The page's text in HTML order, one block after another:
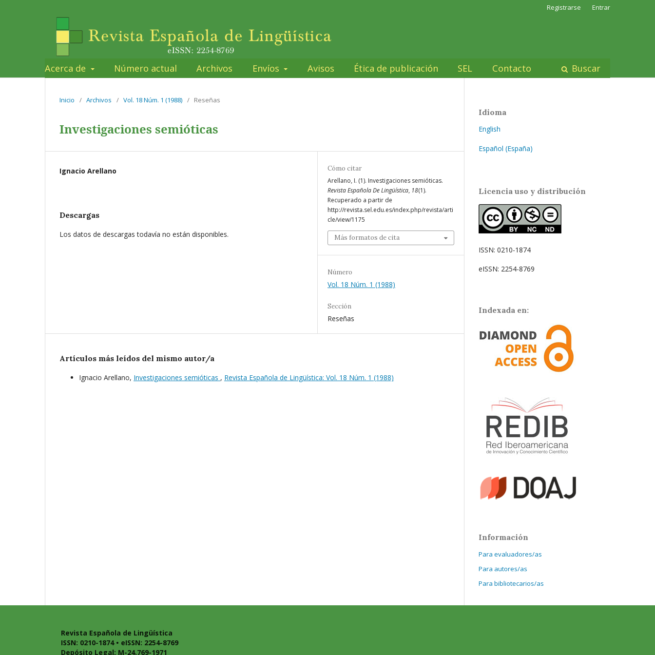
Acerca de Número actual Archivos Envíos Avisos Ética de publicación SEL Contacto Buscar
Registrarse Entrar
Inicio / Archivos / Vol. 18 Núm. 1 (1988) / Reseñas
Investigaciones semióticas
Ignacio Arellano
Descargas
Los datos de descargas todavía no están disponibles.
Cómo citar
Arellano, I. (1). Investigaciones semióticas.
Revista Española De Lingüística, 18(1).
Recuperado a partir de
http://revista.sel.edu.es/index.php/revista/arti
cle/view/1175
Más formatos de cita
Número
Vol. 18 Núm. 1 (1988)
Sección
Reseñas
Artículos más leídos del mismo autor/a
Ignacio Arellano, Investigaciones semióticas , Revista Española de Lingüística: Vol. 18 Núm. 1 (1988)
Idioma
English
Español (España)
Licencia uso y distribución
ISSN: 0210-1874
eISSN: 2254-8769
Indexada en:
Información
Para evaluadores/as
Para autores/as
Para bibliotecarios/as
Revista Española de Lingüística
ISSN: 0210-1874 • eISSN: 2254-8769
Depósito Legal: M-24.769-1971